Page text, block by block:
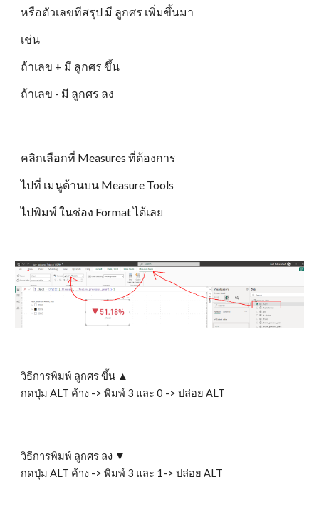
หรือตัวเลขทีสรุป มี ลูกศร เพิ่มขึ้นมา
เช่น
ถ้าเลข + มี ลูกศร ขึ้น
ถ้าเลข - มี ลูกศร ลง
คลิกเลือกที่ Measures ที่ต้องการ
ไปที่ เมนูด้านบน Measure Tools
ไปพิมพ์ ในช่อง Format ได้เลย
วิธีการพิมพ์ ลูกศร ขึ้น ▲
กดปุ่ม ALT ค้าง -> พิมพ์ 3 และ 0 -> ปล่อย ALT
วิธีการพิมพ์ ลูกศร ลง ▼
กดปุ่ม ALT ค้าง -> พิมพ์ 3 และ 1-> ปล่อย ALT